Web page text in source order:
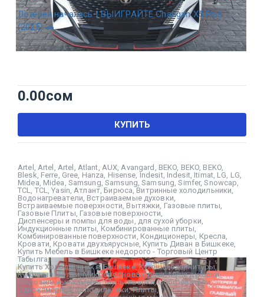
Лотерея началась ❗ ВЫИГРАЙТЕ Changan X5 Plus
(2025) 🚗
0.00сом
КУПИТЬ
Artel Artel Artel Atlant AUX Avangard BEKO BEKO BEKO,
Blesk Ferre Gree Hanza Hisense Indesit, Indesit, Itimat, LG LG
Midea Midea Samsung ,Samsung ,Samsung ,Simfer,Snowcap
TCL
TCL ,Yasin Атлант ,Бирюса ,Витринные холодильники ,
Водонагреватели Встраиваемые духовки
Встраиваемые поверхности Вытяжки Газовые плиты
Газовые Плиты Газовые поверхности
Диспенсеры и помпы для воды
для сухой уборки
Индукционные плиты Комбинированные плиты
Комбинированные поверхности Кондиционеры Кресла
Кровати, Кровати двухъярусные, Купить Диван в Бишкеке,
Купить Мебель в Бишкеке недорого - Торговый Центр
Табылга,
Купить Холодильник в Бишкеке,Кухонные гарнитуры,
Кухонные уголки,Микроволновые печи,Мини духовки,
Морозильные камеры,Мультиварки,Обогреватели,
Однокамерные холодильники,Плиты,